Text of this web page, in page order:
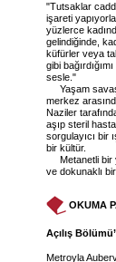
"Tutsaklar
işareti
yüzlerce
gelindiğinde,
küfürler veya
gibi
sesle."
Yaşam
merkez
Naziler
aşıp steril
sorgulayıcı bir
bir kültür.
Metanetli bir
ve dokunaklı
OKUMA
Açılış
Metroyla